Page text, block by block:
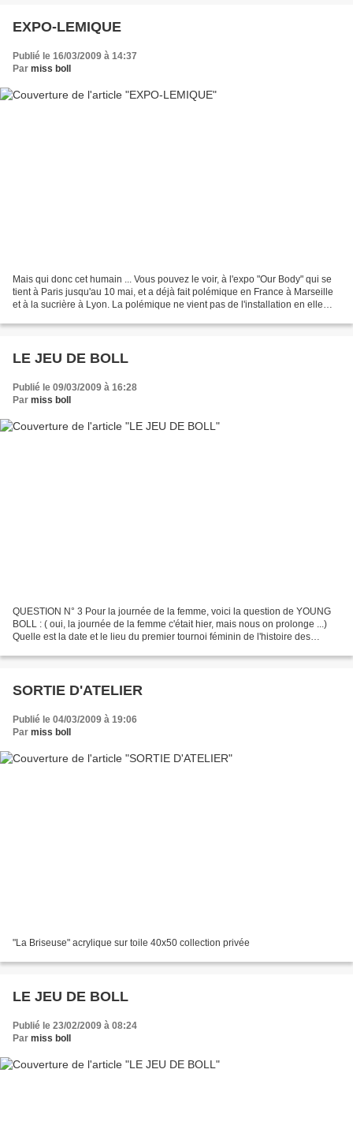
EXPO-LEMIQUE
Publié le 16/03/2009 à 14:37
Par miss boll
Mais qui donc cet humain ... Vous pouvez le voir, à l'expo "Our Body" qui se
tient à Paris jusqu'au 10 mai, et a déjà fait polémique en France à Marseille
et à la sucrière à Lyon. La polémique ne vient pas de l'installation en elle
LE JEU DE BOLL
Publié le 09/03/2009 à 16:28
Par miss boll
QUESTION N° 3 Pour la journée de la femme, voici la question de YOUNG
BOLL : ( oui, la journée de la femme c'était hier, mais nous on prolonge ...)
Quelle est la date et le lieu du premier tournoi féminin de l'histoire des
SORTIE D'ATELIER
Publié le 04/03/2009 à 19:06
Par miss boll
"La Briseuse" acrylique sur toile 40x50 collection privée
LE JEU DE BOLL
Publié le 23/02/2009 à 08:24
Par miss boll